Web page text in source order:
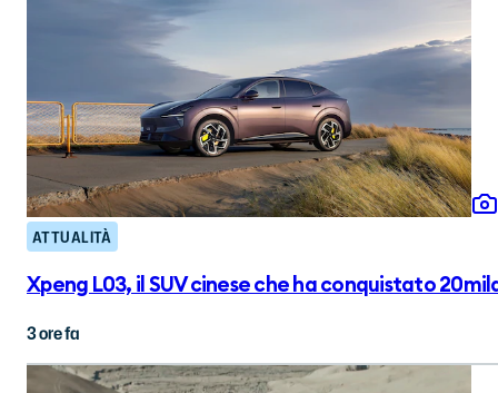
ATTUALITÀ
Xpeng L03, il SUV cinese che ha conquistato
3 ore fa